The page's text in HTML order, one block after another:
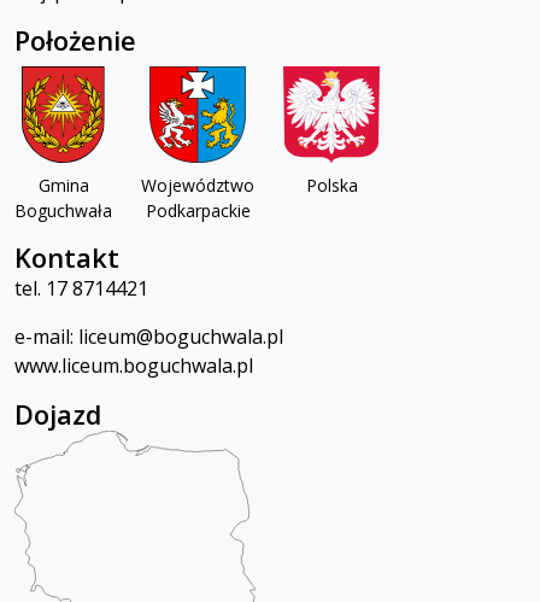
Położenie
Gmina
Boguchwała
Województwo
Podkarpackie
Polska
Kontakt
tel. 17 8714421
e-mail: liceum@boguchwala.pl
www.liceum.boguchwala.pl
Dojazd